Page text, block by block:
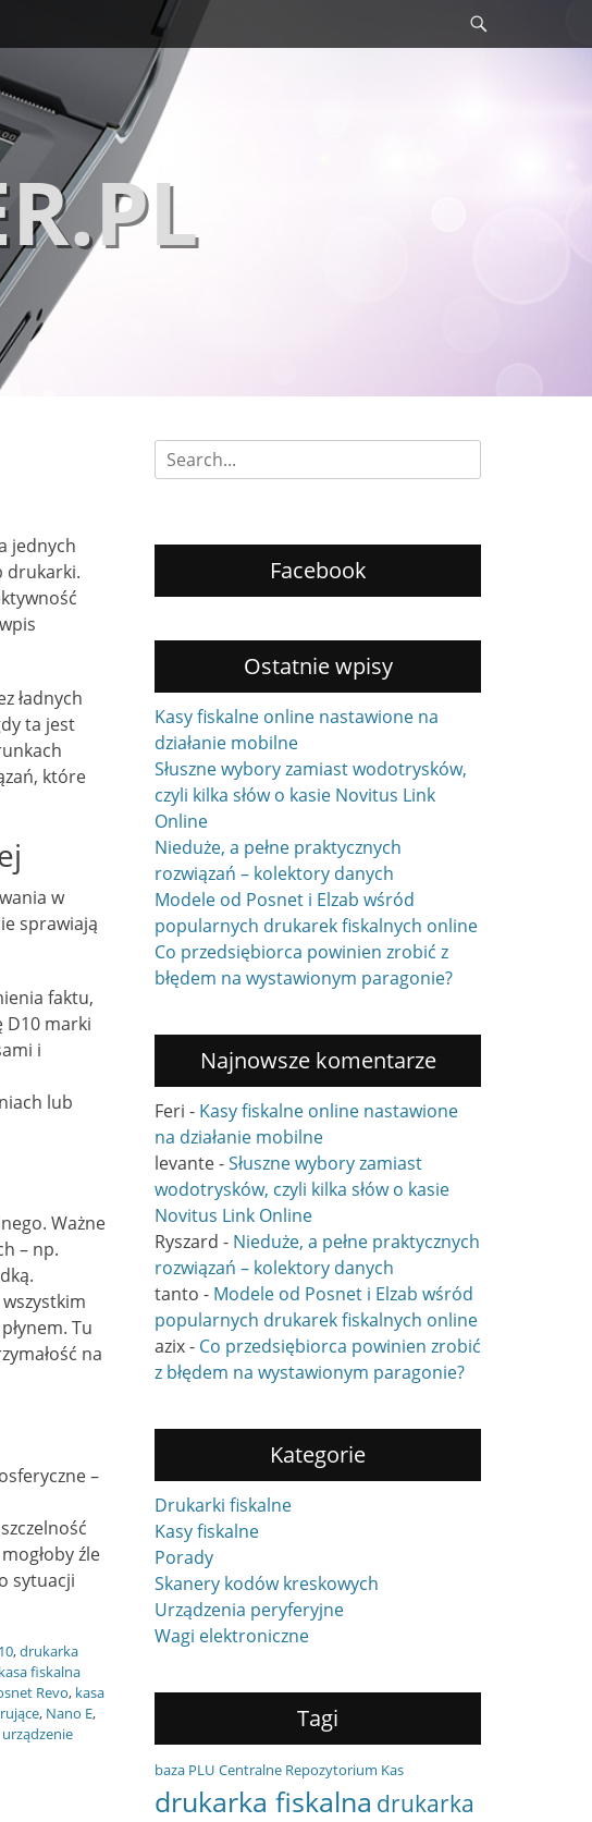
jednych
drukarki.
ładnych
ta jest
które
w
sprawiają
faktu,
D10 marki
i
lub
Ważne
– np.
Tu
na
–
źle
sytuacji
,drukarka
kasa fiskalna
Revo, kasa
, Nano E,
urządzenie
Szukaj
Facebook
Ostatnie wpisy
Kasy fiskalne online nastawione na
działanie mobilne
Słuszne wybory zamiast wodotrysków,
czyli kilka słów o kasie Novitus Link
Online
Nieduże, a pełne praktycznych
rozwiązań – kolektory danych
Modele od Posnet i Elzab wśród
popularnych drukarek fiskalnych online
Co przedsiębiorca powinien zrobić z
błędem na wystawionym paragonie?
Najnowsze komentarze
Feri - Kasy fiskalne online nastawione
na działanie mobilne
levante-Słuszne wybory zamiast
wodotrysków, czyli kilka słów o kasie
Novitus Link Online
Ryszard - Nieduże, a pełne praktycznych
rozwiązań – kolektory danych
tanto - Modele od Posnet i Elzab wśród
popularnych drukarek fiskalnych online
azix- Co przedsiębiorca powinien zrobić
z błędem na wystawionym paragonie?
Kategorie
Drukarki fiskalne
Kasy fiskalne
Porady
Skanery kodów kreskowych
Urządzenia peryferyjne
Wagi elektroniczne
Tagi
baza PLU Centralne Repozytorium Kas
drukarka fiskalna drukarka